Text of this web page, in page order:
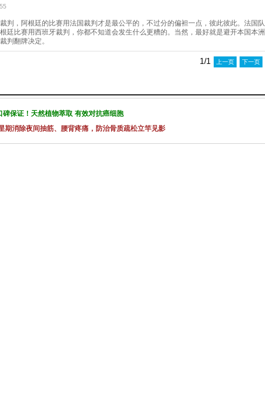
判，阿根廷的比赛用法国裁判才是最公平的，不过分的偏袒一点，彼此彼此。法国队
廷比赛用西班牙裁判，你都不知道会发生什么更糟的。当然，最好就是避开本国本洲
判翻牌决定。
1/1 上一页 下一页
碑保证！天然植物萃取 有效对抗癌细胞
期消除夜间抽筋、腰背疼痛，防治骨质疏松立竿见影